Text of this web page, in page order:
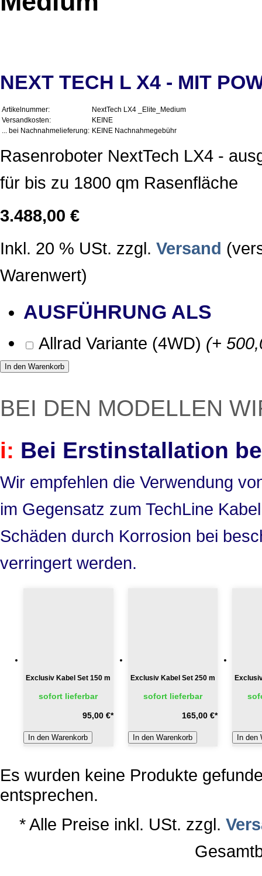
NEXT TECH L X4 - MIT
Artikelnummer:
NextTech LX4 _Elite_Medium
Versandkosten:
KEINE
... bei Nachnahmelieferung: KEINE Nachnahmegebühr
Rasenroboter NextTech LX4 -
für bis zu 1800 qm Rasenfläche
3.488,00 €
Inkl. 20 % USt. zzgl. Versand
Warenwert)
AUSFÜHRUNG ALS
Allrad Variante (4WD) (+
In den Warenkorb
BEI DEN MODELLEN
i: Bei Erstinstallation
Wir empfehlen die Verwendung
im Gegensatz zum TechLine
Schäden durch Korrosion bei
verringert werden.
Exclusiv Kabel Set 150 m
sofort lieferbar
95,00 €*
In den Warenkorb
Exclusiv Kabel Set 250 m
sofort lieferbar
165,00 €*
In den Warenkorb In den
Es wurden keine Produkte
entsprechen.
* Alle Preise inkl. USt. zzgl.